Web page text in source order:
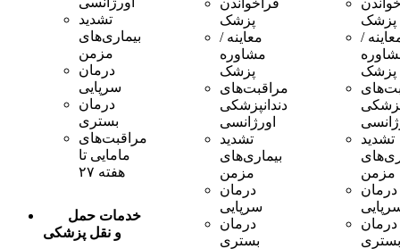
تشدید
بیماری‌های
مزمن
درمان
سرپایی
درمان
بستری
مراقبت‌های
مامایی تا
هفته ۲۷
خدمات حمل
و نقل پزشکی
فراخواندن
پزشک
معاینه /
مشاوره
پزشک
مراقبت‌های
دندانپزشکی
اورژانسی
تشدید
بیماری‌های
مزمن
درمان
سرپایی
درمان
بستری
پزشک
/
پزشک
تشدید
مزمن
درمان
درمان
بستری